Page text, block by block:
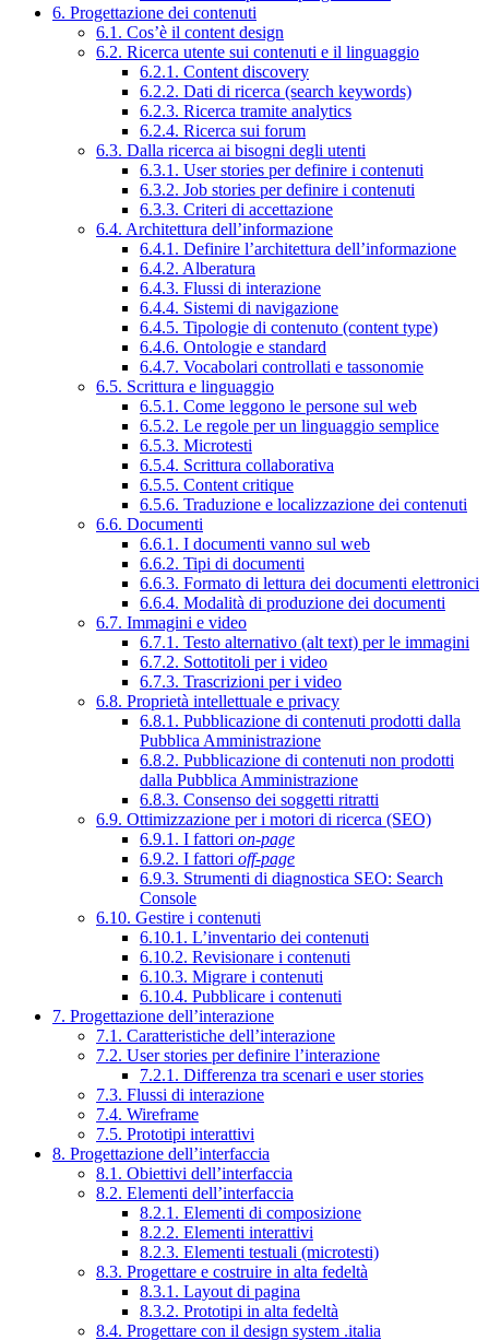
6. Progettazione dei contenuti
6.1. Cos’è il content design
6.2. Ricerca utente sui contenuti e il linguaggio
6.2.1. Content discovery
6.2.2. Dati di ricerca (search keywords)
6.2.3. Ricerca tramite analytics
6.2.4. Ricerca sui forum
6.3. Dalla ricerca ai bisogni degli utenti
6.3.1. User stories per definire i contenuti
6.3.2. Job stories per definire i contenuti
6.3.3. Criteri di accettazione
6.4. Architettura dell’informazione
6.4.1. Definire l’architettura dell’informazione
6.4.2. Alberatura
6.4.3. Flussi di interazione
6.4.4. Sistemi di navigazione
6.4.5. Tipologie di contenuto (content type)
6.4.6. Ontologie e standard
6.4.7. Vocabolari controllati e tassonomie
6.5. Scrittura e linguaggio
6.5.1. Come leggono le persone sul web
6.5.2. Le regole per un linguaggio semplice
6.5.3. Microtesti
6.5.4. Scrittura collaborativa
6.5.5. Content critique
6.5.6. Traduzione e localizzazione dei contenuti
6.6. Documenti
6.6.1. I documenti vanno sul web
6.6.2. Tipi di documenti
6.6.3. Formato di lettura dei documenti elettronici
6.6.4. Modalità di produzione dei documenti
6.7. Immagini e video
6.7.1. Testo alternativo (alt text) per le immagini
6.7.2. Sottotitoli per i video
6.7.3. Trascrizioni per i video
6.8. Proprietà intellettuale e privacy
6.8.1. Pubblicazione di contenuti prodotti dalla
Pubblica Amministrazione
6.8.2. Pubblicazione di contenuti non prodotti
dalla Pubblica Amministrazione
6.8.3. Consenso dei soggetti ritratti
6.9. Ottimizzazione per i motori di ricerca (SEO)
6.9.1. I fattori on-page
6.9.2. I fattori off-page
6.9.3. Strumenti di diagnostica SEO: Search
Console
6.10. Gestire i contenuti
6.10.1. L’inventario dei contenuti
6.10.2. Revisionare i contenuti
6.10.3. Migrare i contenuti
6.10.4. Pubblicare i contenuti
7. Progettazione dell’interazione
7.1. Caratteristiche dell’interazione
7.2. User stories per definire l’interazione
7.2.1. Differenza tra scenari e user stories
7.3. Flussi di interazione
7.4. Wireframe
7.5. Prototipi interattivi
8. Progettazione dell’interfaccia
8.1. Obiettivi dell’interfaccia
8.2. Elementi dell’interfaccia
8.2.1. Elementi di composizione
8.2.2. Elementi interattivi
8.2.3. Elementi testuali (microtesti)
8.3. Progettare e costruire in alta fedeltà
8.3.1. Layout di pagina
8.3.2. Prototipi in alta fedeltà
8.4. Progettare con il design system .italia